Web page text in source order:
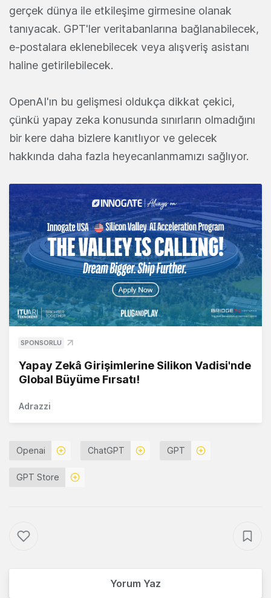
gerçek dünya ile etkileşime girmesine olanak
tanıyacak. GPT'ler veritabanlarına bağlanabilecek,
e-postalara eklenebilecek veya alışveriş asistanı
haline getirilebilecek.
OpenAI'ın bu gelişmesi oldukça dikkat çekici,
çünkü yapay zeka konusunda sınırların olmadığını
bir kere daha bizlere kanıtlıyor ve gelecek
hakkında daha fazla heyecanlanmamızı sağlıyor.
SPONSORLU
Yapay Zekâ Girişimlerine Silikon Vadisi'nde
Global Büyüme Fırsatı!
Adrazzi
Openai ChatGPT GPT
GPT Store
Yorum Yaz